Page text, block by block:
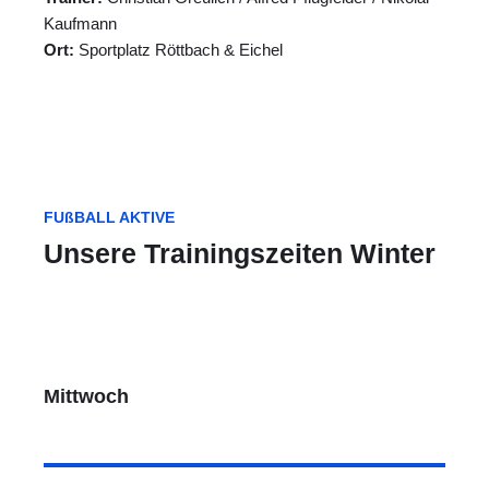
Kaufmann
Ort: Sportplatz Röttbach & Eichel
FUßBALL AKTIVE
Unsere Trainingszeiten Winter
Mittwoch